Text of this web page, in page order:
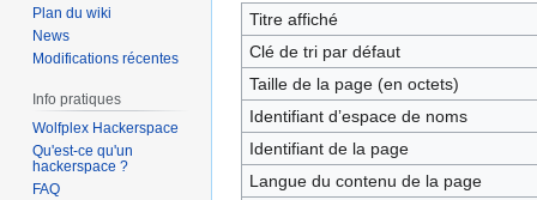
la
navigation
la
recherche
Titre affiché
Clé de tri par défaut
Taille de la page (en octets)
Identifiant dʼespace de noms
Identifiant de la page
Langue du contenu de la page
Plan du wiki
News
Modifications récentes
Info pratiques
Wolfplex Hackerspace
Qu'est-ce qu'un
hackerspace ?
FAQ